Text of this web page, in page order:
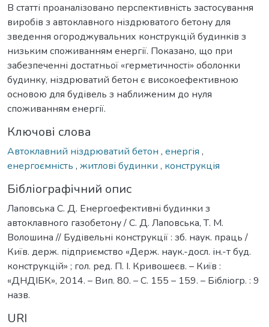
В статті проаналізовано перспективність застосування
виробів з автоклавного ніздрюватого бетону для
зведення огороджувальних конструкцій будинків з
низьким споживанням енергії. Показано, що при
забезпеченні достатньої «герметичності» оболонки
будинку, ніздрюватий бетон є високоефективною
основою для будівель з наближеним до нуля
споживанням енергії.
Ключові слова
Автоклавний ніздрюватий бетон , енергія ,
енергоємність , житлові будинки , конструкція
Бібліографічний опис
Лаповська С. Д. Енергоефективні будинки з
автоклавного газобетону / С. Д. Лаповська, Т. М.
Волошина // Будівельні конструкції : зб. наук. праць /
Київ. держ. підприємство «Держ. наук.-досл. ін.-т буд.
конструкцій» ; гол. ред. П. І. Кривошеєв. – Київ :
«ДНДІБК», 2014. – Вип. 80. – С. 155 – 159. – Бібліогр. : 9
назв.
URI